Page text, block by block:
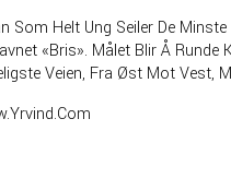
Som Helt Ung Seiler De
«Bris». Målet Blir Å
Veien, Fra Øst Mot Vest,